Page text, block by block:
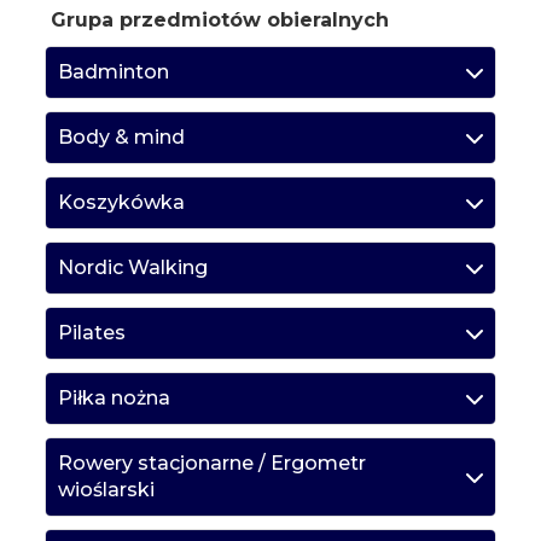
Grupa przedmiotów obieralnych
Badminton
Body & mind
Koszykówka
Nordic Walking
Pilates
Piłka nożna
Rowery stacjonarne / Ergometr
wioślarski